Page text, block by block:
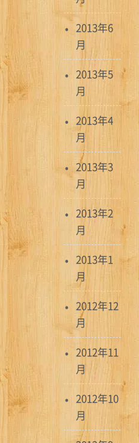
2013年6
月
2013年5
月
2013年4
月
2013年3
月
2013年2
月
2013年1
月
2012年12
月
2012年11
月
2012年10
月